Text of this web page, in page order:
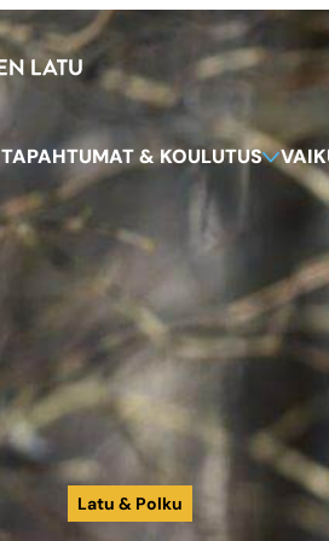
TAPAHTUMAT & KOULUTUS
Latu & Polku